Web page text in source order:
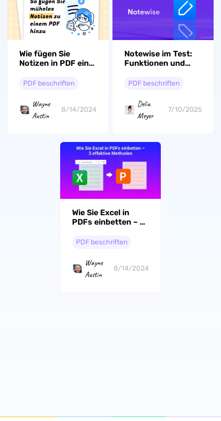
Wie fügen Sie
Notizen in PDF ein?
Anleitung
PDF beschriften
Wayne
Austin
8/14/2024
Notewise im Test:
Funktionen und
Notizen
PDF beschriften
Delia
Meyer
7/10/2025
Wie Sie Excel in
PDFs einbetten – 3
PDF beschriften
Wayne
Austin
8/14/2024